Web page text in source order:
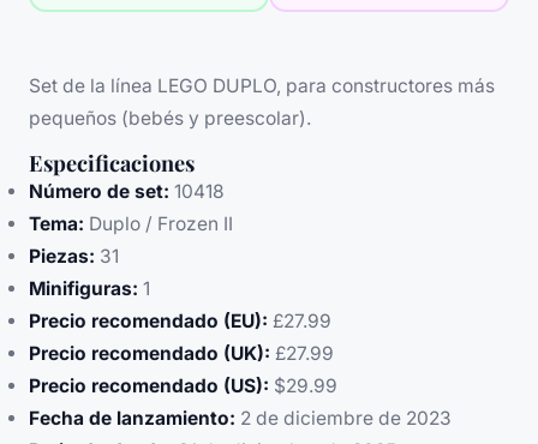
Set de la línea LEGO DUPLO, para constructores más
pequeños (bebés y preescolar).
Especificaciones
Número de set: 10418
Tema: Duplo / Frozen II
Piezas: 31
Minifiguras: 1
Precio recomendado (EU): £27.99
Precio recomendado (UK): £27.99
Precio recomendado (US): $29.99
Fecha de lanzamiento: 2 de diciembre de 2023